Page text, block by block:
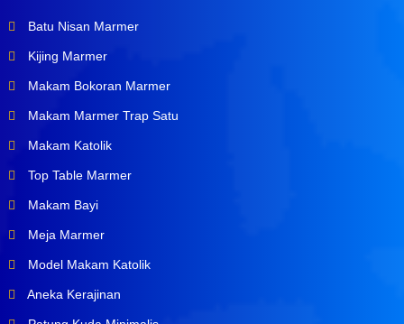
Batu Nisan Marmer
Kijing Marmer
Makam Bokoran Marmer
Makam Marmer Trap Satu
Makam Katolik
Top Table Marmer
Makam Bayi
Meja Marmer
Model Makam Katolik
Aneka Kerajinan